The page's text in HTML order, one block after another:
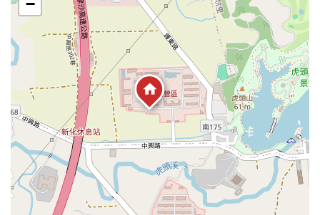
3樓
5~10樓 11~20樓
21樓以上
~ 樓
格局
−